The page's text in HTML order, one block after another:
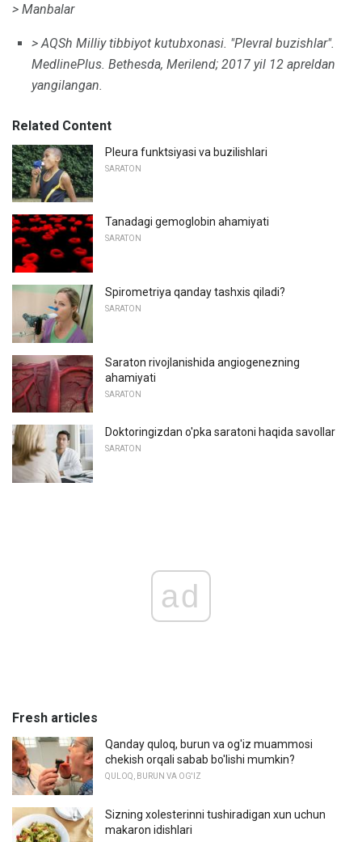
> Manbalar
> AQSh Milliy tibbiyot kutubxonasi. "Plevral buzishlar".
MedlinePlus. Bethesda, Merilend; 2017 yil 12 apreldan
yangilangan.
Related Content
Pleura funktsiyasi va buzilishlari
SARATON
Tanadagi gemoglobin ahamiyati
SARATON
Spirometriya qanday tashxis qiladi?
SARATON
Saraton rivojlanishida angiogenezning
ahamiyati
SARATON
Doktoringizdan o'pka saratoni haqida savollar
SARATON
ad
Fresh articles
Qanday quloq, burun va og'iz muammosi
chekish orqali sabab bo'lishi mumkin?
QULOQ, BURUN VA OG'IZ
Sizning xolesterinni tushiradigan xun uchun
makaron idishlari